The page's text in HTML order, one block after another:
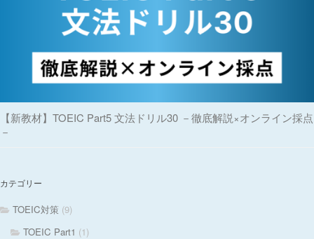
【新教材】TOEIC Part5 文法ドリル30 －徹底解説×オンライン採点
－
カテゴリー
TOEIC対策 (9)
TOEIC Part1 (1)